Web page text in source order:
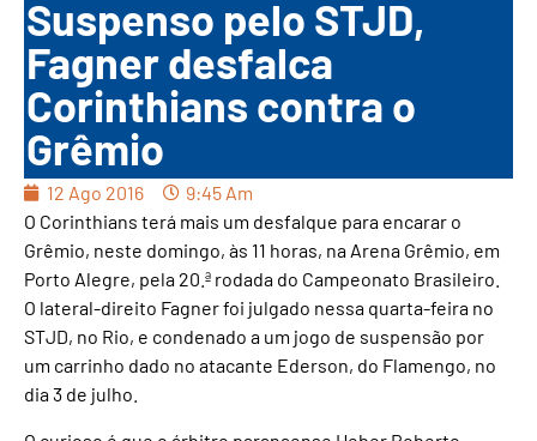
Suspenso pelo STJD,
Fagner desfalca
Corinthians contra o
Grêmio
12 Ago 2016
9:45 Am
O Corinthians terá mais um desfalque para encarar o
Grêmio, neste domingo, às 11 horas, na Arena Grêmio, em
Porto Alegre, pela 20.ª rodada do Campeonato Brasileiro.
O lateral-direito Fagner foi julgado nessa quarta-feira no
STJD, no Rio, e condenado a um jogo de suspensão por
um carrinho dado no atacante Ederson, do Flamengo, no
dia 3 de julho.